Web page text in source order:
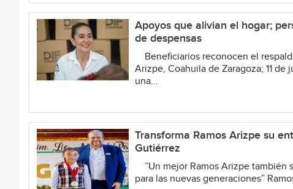
Apoyos que alivian el hogar;
de despensas
Beneficiarios reconocen el
Arizpe, Coahuila de Zaragoza; 11
una...
Transforma Ramos Arizpe su
Gutiérrez
”Un mejor Ramos Arizpe también
para las nuevas generaciones”